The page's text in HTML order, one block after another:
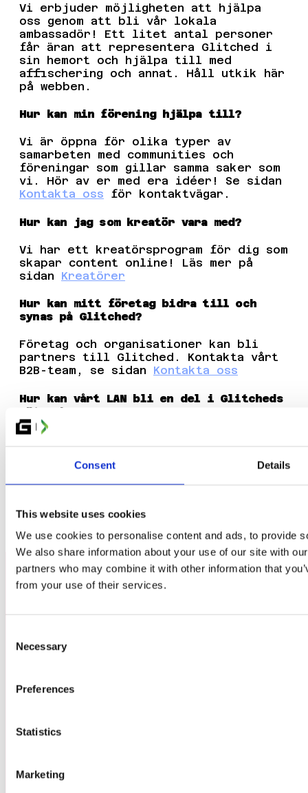
Consent Details
This website uses cookies
We use cookies to personalise content and ads, to provide
We also share information about your use of our site with
partners who may combine it with other information that
from your use of their services.
Selection
Necessary
Preferences
Statistics
Marketing
Vi erbjuder möjligheten att hjälpa
oss genom att bli vår lokala
ambassadör! Ett litet antal personer
får äran att representera Glitched i
sin hemort och hjälpa till med
affischering och annat. Håll utkik här
på webben.
Hur kan min förening hjälpa till?
Vi är öppna för olika typer av
samarbeten med communities och
föreningar som gillar samma saker som
vi. Hör av er med era idéer! Se sidan
Kontakta oss för kontaktvägar.
Hur kan jag som kreatör vara med?
Vi har ett kreatörsprogram för dig som
skapar content online! Läs mer på
sidan Kreatörer
Hur kan mitt företag bidra till och
synas på Glitched?
Företag och organisationer kan bli
partners till Glitched. Kontakta vårt
B2B-team, se sidan Kontakta oss
Hur kan vårt LAN bli en del i Glitcheds
nätverk?
Vi välkomnar mindre LAN-arrangörer att
Bli LAN-vän till Glitched